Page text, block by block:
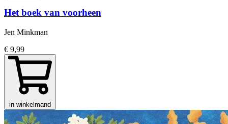
Het boek van voorheen
Jen Minkman
€ 9,99
in winkelmand